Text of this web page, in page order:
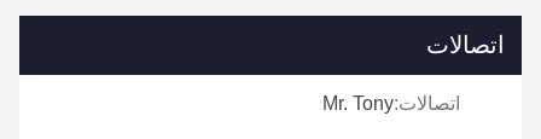
اتصالات
اتصالات:Mr. Tony